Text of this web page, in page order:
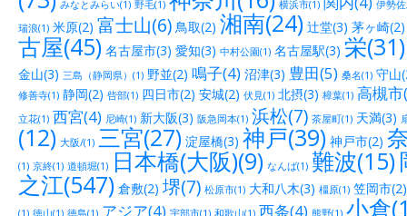
みなとみらい(1) 野毛(1) 横浜市(1)
伊勢
瑞浪(1) 米原(2) 富士山(6) 鳥取(2) 湘南(24) 辻堂(3) 茅ヶ崎(2)
古屋(45) 名古屋市(3) 愛知(3) 中村公園(1) 名古屋駅(3) 栄(31)
金山(3) 三島（静岡県）(1) 野並(2) 鳴子(4) 沼津(3) 豊田(5) 桑名(1) 守山
修善寺(1) 静岡(2) 呰部(1) 四日市(2) 安城(2) 伏見(1) 北摂(3) 樟葉(1) 高槻市
立花(1) 西宮(4) 尼崎(1) 新大阪(3) 阪急岡本(1) 浜松(7) 茶屋町(1) 天満(3)
(12) 大阪/(1) 三宮(27) 淀屋橋(3) 神戸(39) 神戸市(2)
(1) 京終(1) 道頓堀(1) 日本橋(大阪)(9) なんば(1) 難波(15)
之江(547) 倉敷(2) 堺(7) 松原市(1) 大和八木(3) 橿原(1) 笠岡市(2)
(1) 徳山(1) 徳島(1) アジア(4) 宇部市(1) 和歌山(1) 西条(4) 熊野(1) 小倉